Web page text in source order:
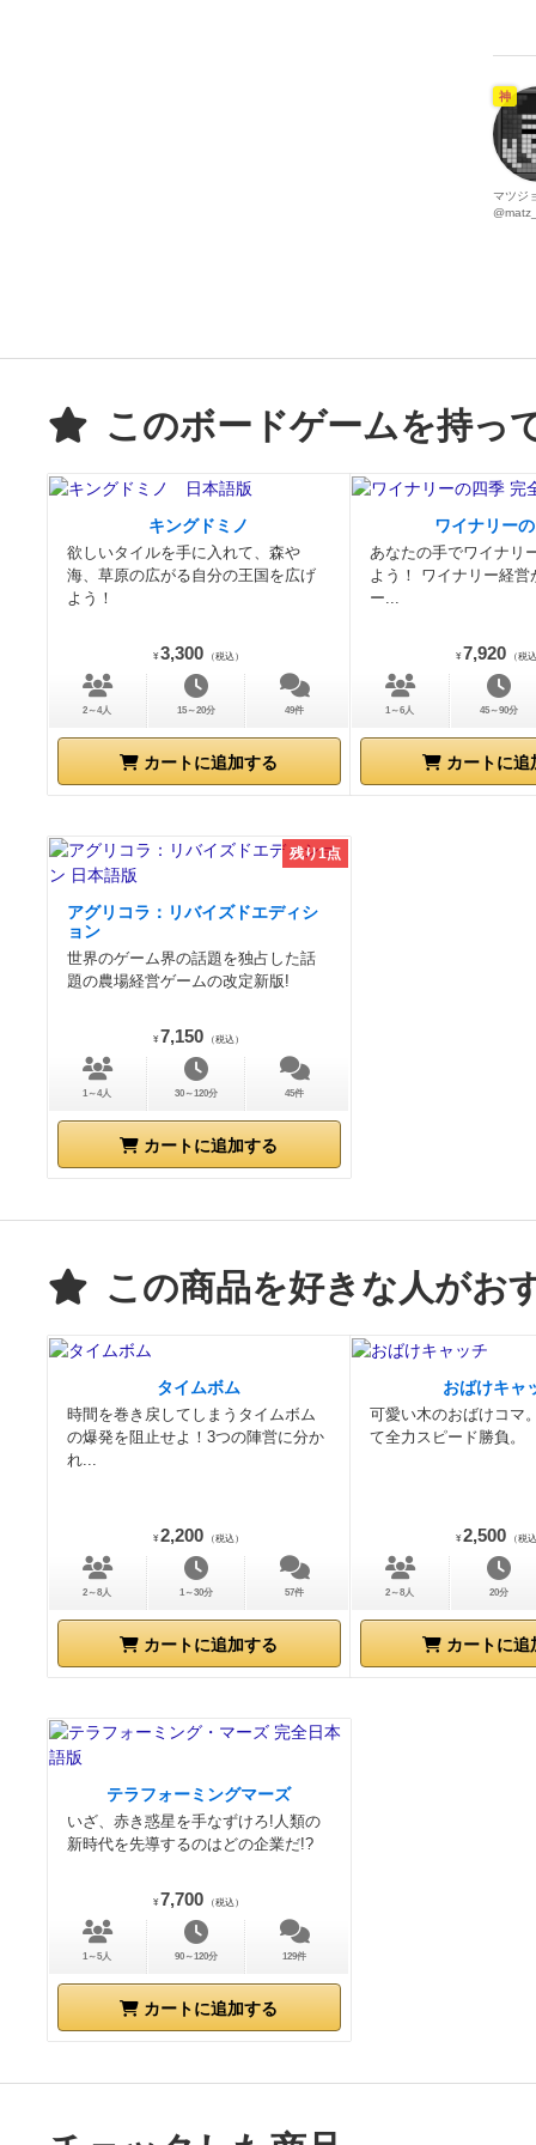
神
マツジ
このボードゲームを持っ
キングドミノ
欲しいタイルを手に入れて、森や
海、草原の広がる自分の王国を広げ
よう！
¥ 3,300 （税込）
2～4人 15～20分 49件
カートに追加する
ワイナリー
あなたの手でワイナリ
よう！ ワイナリー経営
ー...
¥ 7,920 （税
1～6人 45～90分
カートに追
残り1点
アグリコラ：リバイズドエディシ
ョン
世界のゲーム界の話題を独占した話
題の農場経営ゲームの改定新版!
¥ 7,150 （税込）
1～4人 30～120分 45件
カートに追加する
この商品を好きな人がお
タイムボム
時間を巻き戻してしまうタイムボム
の爆発を阻止せよ！3つの陣営に分か
れ...
¥ 2,200 （税込）
2～8人 1～30分 57件
カートに追加する
おばけキャ
可愛い木のおばけコマ
て全力スピード勝負。
¥ 2,500 （税
2～8人 20分
カートに追
テラフォーミングマーズ
いざ、赤き惑星を手なずけろ!人類の
新時代を先導するのはどの企業だ!?
¥ 7,700 （税込）
1～5人 90～120分 129件
カートに追加する